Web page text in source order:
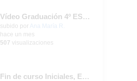
Vídeo Graduación 4º ESO 2025-2026
subido por Ana María R.
hace un mes
507 visualizaciones
Fin de curso Iniciales, Español, Inglés, Informática y Patrimonio